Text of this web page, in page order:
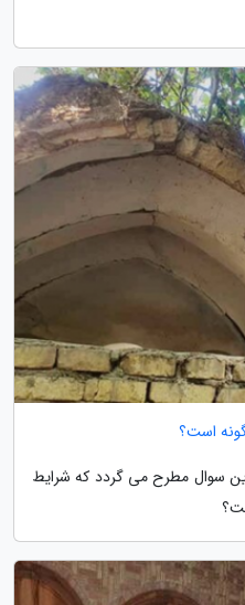
است؟
سوال مطرح می گردد که شرایط